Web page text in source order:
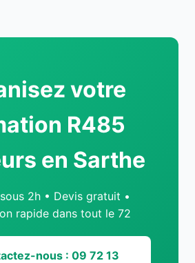
votre
R485
en Sarthe
2h • Devis gratuit •
rapide dans tout le 72
nous : 09 72 13